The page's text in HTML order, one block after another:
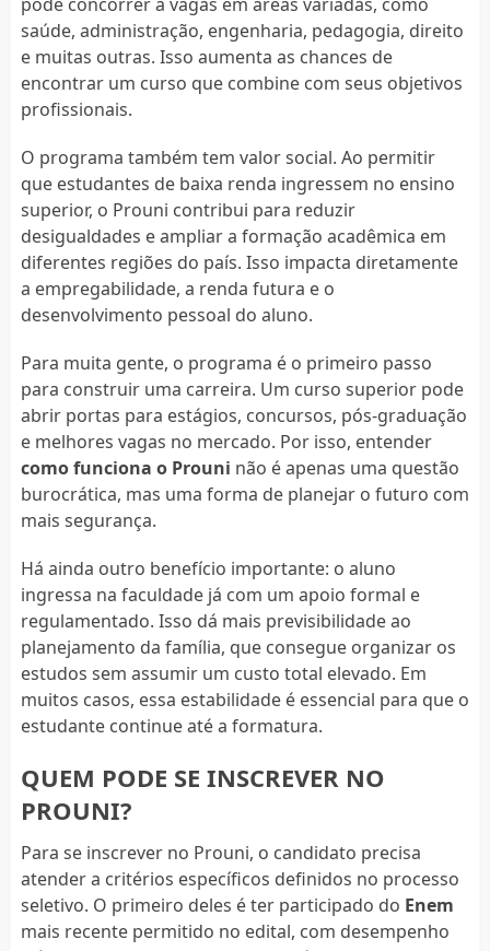
saúde, administração, engenharia, pedagogia, direito
e muitas outras. Isso aumenta as chances de
encontrar um curso que combine com seus objetivos
profissionais.
O programa também tem valor social. Ao permitir
que estudantes de baixa renda ingressem no ensino
superior, o Prouni contribui para reduzir
desigualdades e ampliar a formação acadêmica em
diferentes regiões do país. Isso impacta diretamente
a empregabilidade, a renda futura e o
desenvolvimento pessoal do aluno.
Para muita gente, o programa é o primeiro passo
para construir uma carreira. Um curso superior pode
abrir portas para estágios, concursos, pós-graduação
e melhores vagas no mercado. Por isso, entender
como funciona o Prouni não é apenas uma questão
burocrática, mas uma forma de planejar o futuro com
mais segurança.
Há ainda outro benefício importante: o aluno
ingressa na faculdade já com um apoio formal e
regulamentado. Isso dá mais previsibilidade ao
planejamento da família, que consegue organizar os
estudos sem assumir um custo total elevado. Em
muitos casos, essa estabilidade é essencial para que o
estudante continue até a formatura.
QUEM PODE SE INSCREVER NO
PROUNI?
Para se inscrever no Prouni, o candidato precisa
atender a critérios específicos definidos no processo
seletivo. O primeiro deles é ter participado do Enem
mais recente permitido no edital, com desempenho